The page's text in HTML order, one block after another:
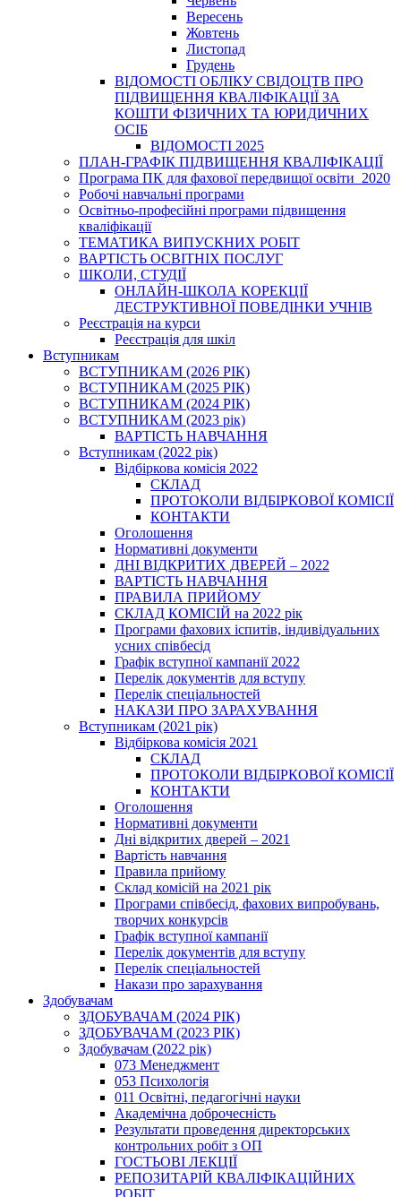
Вересень
Жовтень
Листопад
Грудень
ВІДОМОСТІ ОБЛІКУ СВІДОЦТВ ПРО
ПІДВИЩЕННЯ КВАЛІФІКАЦІЇ ЗА
КОШТИ ФІЗИЧНИХ ТА ЮРИДИЧНИХ
ОСІБ
ВІДОМОСТІ 2025
ПЛАН-ГРАФІК ПІДВИЩЕННЯ КВАЛІФІКАЦІЇ
Програма ПК для фахової передвищої освіти_2020
Робочі навчальні програми
Освітньо-професійні програми підвищення
кваліфікації
ТЕМАТИКА ВИПУСКНИХ РОБІТ
ВАРТІСТЬ ОСВІТНІХ ПОСЛУГ
ШКОЛИ, СТУДІЇ
ОНЛАЙН-ШКОЛА КОРЕКЦІЇ
ДЕСТРУКТИВНОЇ ПОВЕДІНКИ УЧНІВ
Реєстрація на курси
Реєстрація для шкіл
Вступникам
ВСТУПНИКАМ (2026 РІК)
ВСТУПНИКАМ (2025 РІК)
ВСТУПНИКАМ (2024 РІК)
ВСТУПНИКАМ (2023 рік)
ВАРТІСТЬ НАВЧАННЯ
Вступникам (2022 рік)
Відбіркова комісія 2022
СКЛАД
ПРОТОКОЛИ ВІДБІРКОВОЇ КОМІСІЇ
КОНТАКТИ
Оголошення
Нормативні документи
ДНІ ВІДКРИТИХ ДВЕРЕЙ – 2022
ВАРТІСТЬ НАВЧАННЯ
ПРАВИЛА ПРИЙОМУ
СКЛАД КОМІСІЙ на 2022 рік
Програми фахових іспитів, індивідуальних
усних співбесід
Графік вступної кампанії 2022
Перелік документів для вступу
Перелік спеціальностей
НАКАЗИ ПРО ЗАРАХУВАННЯ
Вступникам (2021 рік)
Відбіркова комісія 2021
СКЛАД
ПРОТОКОЛИ ВІДБІРКОВОЇ КОМІСІЇ
КОНТАКТИ
Оголошення
Нормативні документи
Дні відкритих дверей – 2021
Вартість навчання
Правила прийому
Склад комісій на 2021 рік
Програми співбесід, фахових випробувань,
творчих конкурсів
Графік вступної кампанії
Перелік документів для вступу
Перелік спеціальностей
Накази про зарахування
Здобувачам
ЗДОБУВАЧАМ (2024 РІК)
ЗДОБУВАЧАМ (2023 РІК)
Здобувачам (2022 рік)
073 Менеджмент
053 Психологія
011 Освітні, педагогічні науки
Академічна доброчесність
Результати проведення директорських
контрольних робіт з ОП
ГОСТЬОВІ ЛЕКЦІЇ
РЕПОЗИТАРІЙ КВАЛІФІКАЦІЙНИХ
РОБІТ